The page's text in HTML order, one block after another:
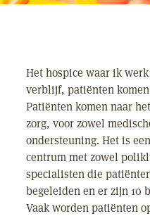
Het hospice waar ik
verblijf, patiënten komen
Patiënten komen naar
zorg, voor zowel
ondersteuning. Het is
centrum met zowel
specialisten die
begeleiden en er zijn 10
Vaak worden patiënten